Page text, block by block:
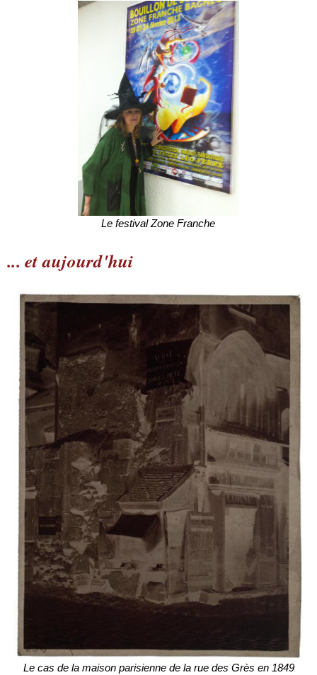
Le festival Zone Franche
... et aujourd'hui
Le cas de la maison parisienne de la rue des Grès en 1849